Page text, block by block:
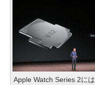
Apple Watch Series 2に